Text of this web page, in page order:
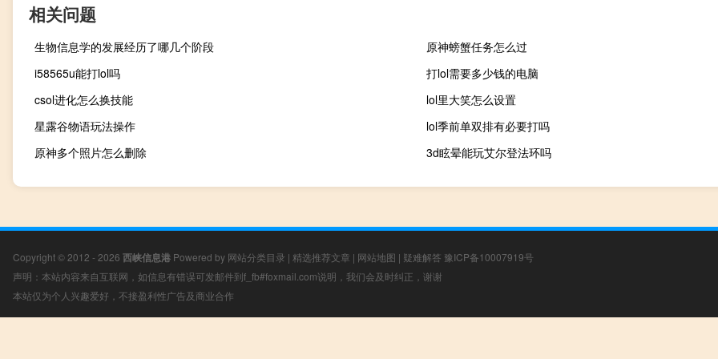
相关问题
生物信息学的发展经历了哪几个阶段
原神螃蟹任务怎么过
i58565u能打lol吗
打lol需要多少钱的电脑
csol进化怎么换技能
lol里大笑怎么设置
星露谷物语玩法操作
lol季前单双排有必要打吗
原神多个照片怎么删除
3d眩晕能玩艾尔登法环吗
Copyright © 2012 - 2026 西峡信息港 Powered by 网站分类目录 | 精选推荐文章 | 网站地图 | 疑难解答 豫ICP备10007919号
声明：本站内容来自互联网，如信息有错误可发邮件到f_fb#foxmail.com说明，我们会及时纠正，谢谢
本站仅为个人兴趣爱好，不接盈利性广告及商业合作